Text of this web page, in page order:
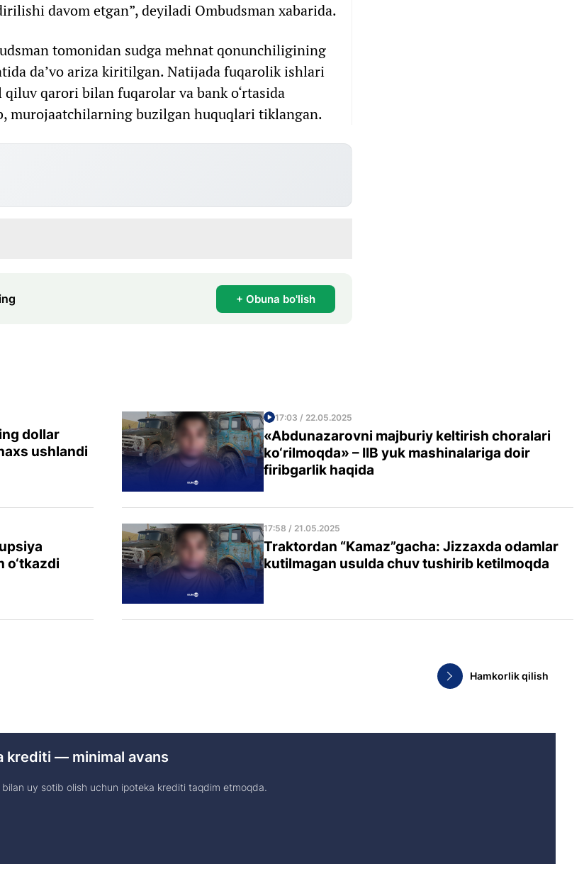
davom etgan”, deyiladi Ombudsman xabarida.
tomonidan sudga mehnat qonunchiligining
da’vo ariza kiritilgan. Natijada fuqarolik ishlari
qarori bilan fuqarolar va bank o‘rtasida
murojaatchilarning buzilgan huquqlari tiklangan.
+ Obuna bo'lish
dollar
ushlandi
17:03 / 22.05.2025
«Abdunazarovni majburiy keltirish choralari
ko‘rilmoqda» – IIB yuk mashinalariga doir
firibgarlik haqida
o‘tkazdi
17:58 / 21.05.2025
Traktordan “Kamaz”gacha: Jizzaxda odamlar
kutilmagan usulda chuv tushirib ketilmoqda
Hamkorlik qilish
krediti — minimal avans
uy sotib olish uchun ipoteka krediti taqdim etmoqda.